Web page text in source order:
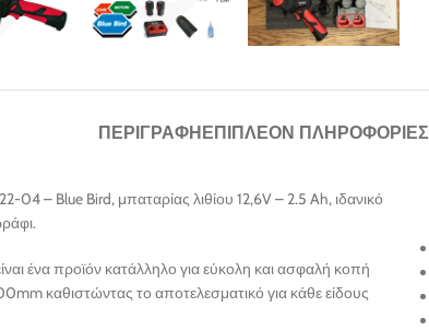
ΠΕΡΙΓΡΑΦΉΕΠΙΠΛΈΟΝ ΠΛΗΡΟΦΟΡΊΕΣ
04 – Blue Bird, μπαταρίας λιθίου 12,6V – 2.5 Ah, ιδανικό
ένα προϊόν κατάλληλο για εύκολη και ασφαλή κοπή
καθιστώντας το αποτελεσματικό για κάθε είδους